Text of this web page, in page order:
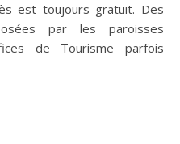
est toujours gratuit. Des
par les paroisses
de Tourisme parfois